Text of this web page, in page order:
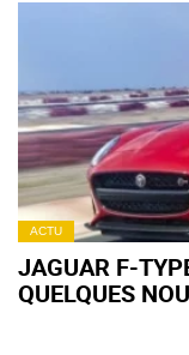
ACTU
JAGUAR F-
QUELQUES